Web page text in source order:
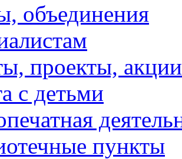
объединения
проекты, акции
с детьми
пункты